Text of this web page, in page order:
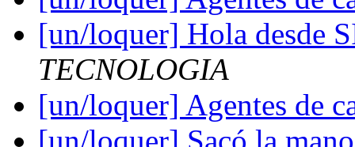
[un/loquer] Hola desde
TECNOLOGIA
[un/loquer] Agentes de